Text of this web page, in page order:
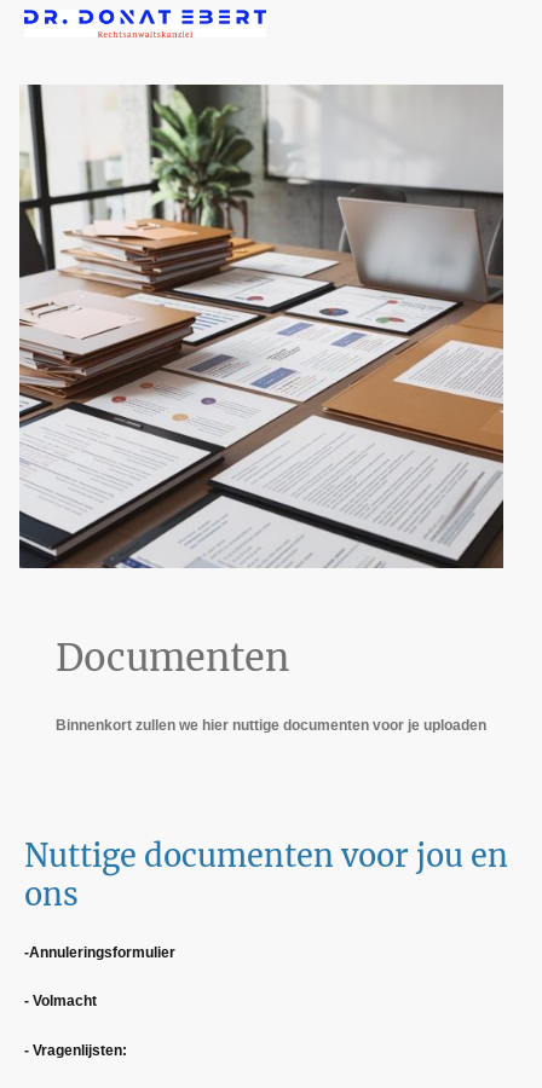
Documenten
Binnenkort zullen we hier nuttige documenten voor je uploaden
Nuttige documenten voor jou en
ons
-Annuleringsformulier
- Volmacht
- Vragenlijsten: